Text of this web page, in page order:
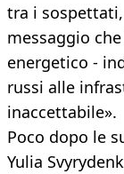
tra i
messaggio
energetico -
russi alle
inaccettabile».
Poco dopo le
Yulia